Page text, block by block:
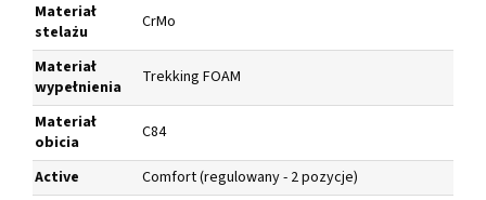
Materiał
stelażu
CrMo
Materiał
wypełnienia
Trekking FOAM
Materiał
obicia
C84
Active
Comfort (regulowany - 2 pozycje)